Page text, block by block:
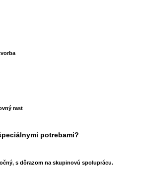
rast
potrebami?
s dôrazom na skupinovú spoluprácu.